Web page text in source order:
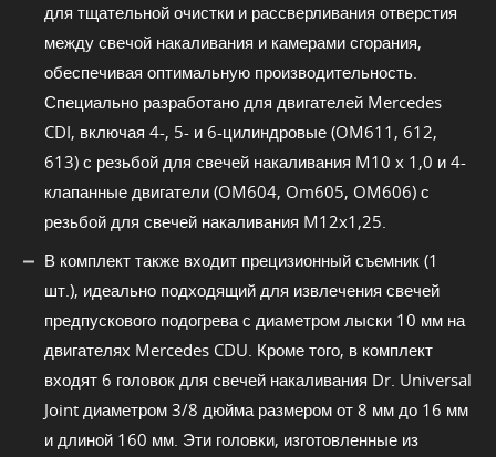
для тщательной очистки и рассверливания отверстия
между свечой накаливания и камерами сгорания,
обеспечивая оптимальную производительность.
Специально разработано для двигателей Mercedes
CDI, включая 4-, 5- и 6-цилиндровые (OM611, 612,
613) с резьбой для свечей накаливания M10 x 1,0 и 4-
клапанные двигатели (OM604, Om605, OM606) с
резьбой для свечей накаливания M12x1,25.
В комплект также входит прецизионный съемник (1
шт.), идеально подходящий для извлечения свечей
предпускового подогрева с диаметром лыски 10 мм на
двигателях Mercedes CDU. Кроме того, в комплект
входят 6 головок для свечей накаливания Dr. Universal
Joint диаметром 3/8 дюйма размером от 8 мм до 16 мм
и длиной 160 мм. Эти головки, изготовленные из